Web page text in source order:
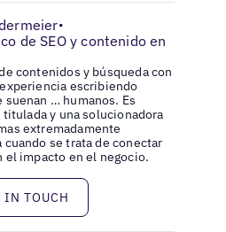
•
de SEO y contenido en
contenidos y búsqueda con
escribiendo
suenan … humanos. Es
y una solucionadora
extremadamente
cuando se trata de conectar
el impacto en el negocio.
IN TOUCH